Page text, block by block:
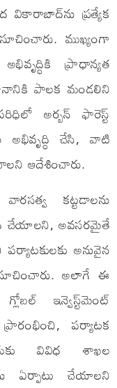
ప్రత్యేక
ముఖ్యంగా
ప్రాధాన్యత
పాలక మండలిని
అర్బన్ ఫారెస్ట్
అభివృద్ధి చేసి, వాటి
ఆదేశించారు.
కట్టడాలను
చేయాలని, అవసరమైతే
అనువైన
అలాగే ఈ
ఇన్వెస్ట్‌మెంట్
పర్యాటక
వివిధ శాఖల
ఏర్పాటు చేయాలని